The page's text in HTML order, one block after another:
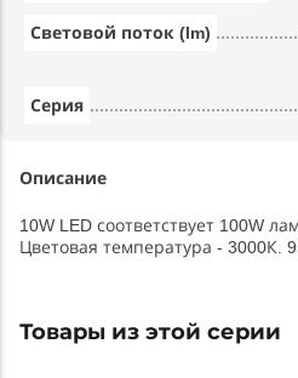
Световой поток (lm)
Серия
Описание
10W LED соответствует 100W
Цветовая температура - 3000К.
Товары из этой серии